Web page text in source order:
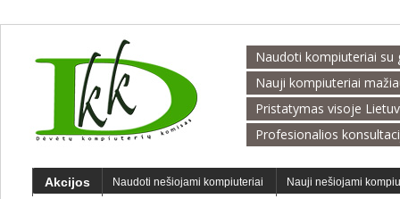
Naudoti kompiuteriai su
Nauji kompiuteriai
Pristatymas visoje
Profesionalios
Akcijos Naudoti nešiojami kompiuteriai Nauji nešiojami